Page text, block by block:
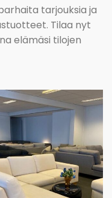
tarjouksia ja
Tilaa nyt
elämäsi tilojen